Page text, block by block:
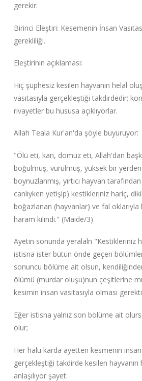
gerekir:
Birinci Eleştiri: Kesemenin İnsan
gerekliliği.
Eleştirinin açıklaması:
Hiç şüphesiz kesilen hayvanın helal
vasıtasıyla gerçekleştiği takdirdedir;
rivayetler bu hususa açıklıyorlar.
Allah Teala Kur'an'da şöyle buyuruyor:
"Ölü eti, kan, domuz eti, Allah'dan
boğulmuş, vurulmuş, yüksek bir
boynuzlanmış, yırtıcı hayvan
canlıyken yetişip) kestikleriniz hariç,
boğazlanan (hayvanlar) ve fal oklarıyla
haram kılındı." (Maide/3)
Ayetin sonunda yeralaln "Kestikleriniz
istisna ister bütün önde geçen
sonuncu bölüme ait olsun,
ölümü (murdar oluşu)nun çeşitlerine
kesimin insan vasıtasıyla olması
Eğer istisna yalnız son bölüme ait
olur;
Her halu karda ayetten kesmenin
gerçekleştiği takdirde kesilen hayvanın
anlaşılıyor şayet.